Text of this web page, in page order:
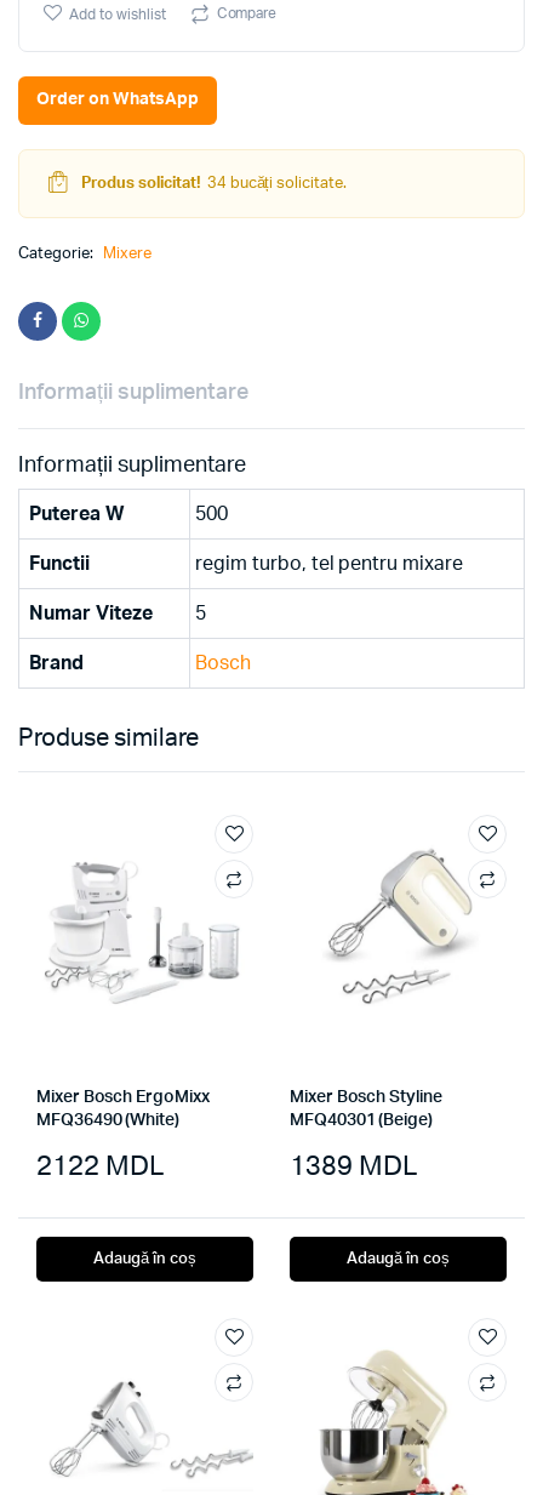
(Red)
Add to wishlist Compare
Order on WhatsApp
Produs solicitat! 34 bucăți solicitate.
Categorie: Mixere
Informații suplimentare
Informații suplimentare
Puterea W 500
Functii regim turbo, tel pentru mixare
Numar Viteze 5
Brand Bosch
Produse similare
Mixer Bosch ErgoMixx
MFQ36490 (White)
2122 MDL
Adaugă în coș
Mixer Bosch Styline
MFQ40301 (Beige)
1389 MDL
Adaugă în coș